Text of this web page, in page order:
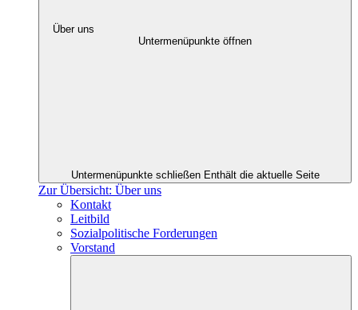
Über uns
Untermenüpunkte öffnen
Untermenüpunkte schließen Enthält die aktuelle Seite
Zur Übersicht: Über uns
Kontakt
Leitbild
Sozialpolitische Forderungen
Vorstand